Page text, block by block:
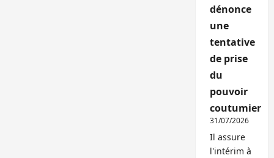
dénonce
une
tentative
de prise
du
pouvoir
coutumier
31/07/2026
Il assure
l'intérim à